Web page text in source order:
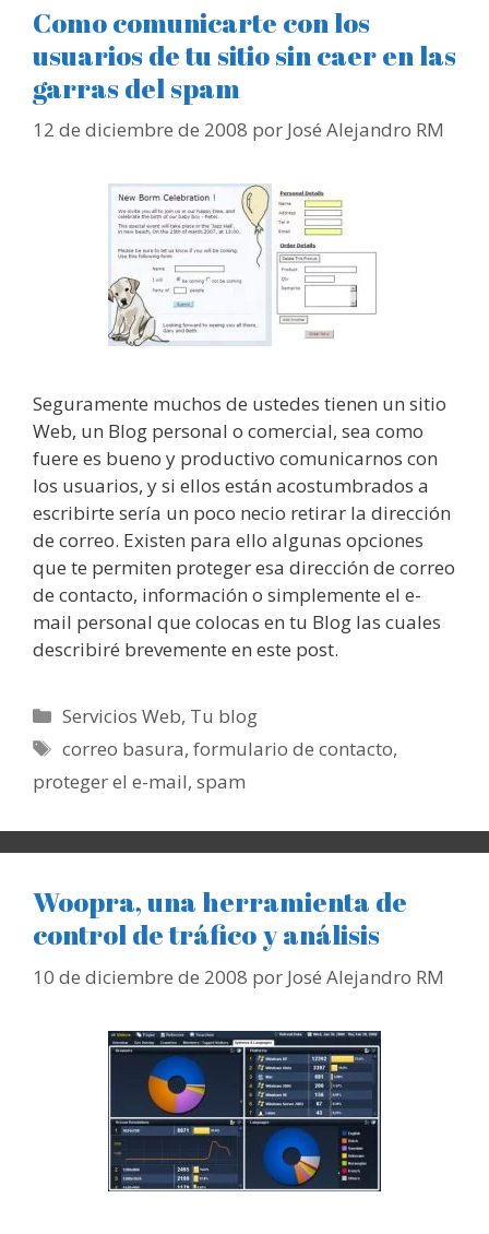
Como comunicarte con los
usuarios de tu sitio sin caer en las
garras del spam
12 de diciembre de 2008 por José Alejandro RM
Seguramente muchos de ustedes tienen un sitio
Web, un Blog personal o comercial, sea como
fuere es bueno y productivo comunicarnos con
los usuarios, y si ellos están acostumbrados a
escribirte sería un poco necio retirar la dirección
de correo. Existen para ello algunas opciones
que te permiten proteger esa dirección de correo
de contacto, información o simplemente el e-
mail personal que colocas en tu Blog las cuales
describiré brevemente en este post.
Categorías
Servicios Web, Tu blog
Etiquetas
correo basura,formulario de contacto,
proteger el e-mail, spam
Woopra, una herramienta de
control de tráfico y análisis
10 de diciembre de 2008 por José Alejandro RM